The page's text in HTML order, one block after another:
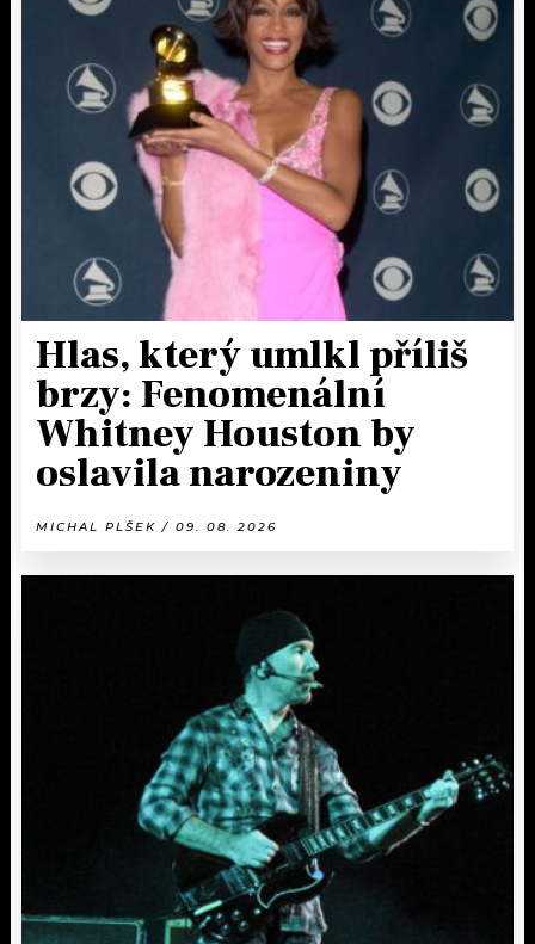
Hlas, který umlkl příliš
brzy: Fenomenální
Whitney Houston by
oslavila narozeniny
MICHAL PLŠEK / 09. 08. 2026